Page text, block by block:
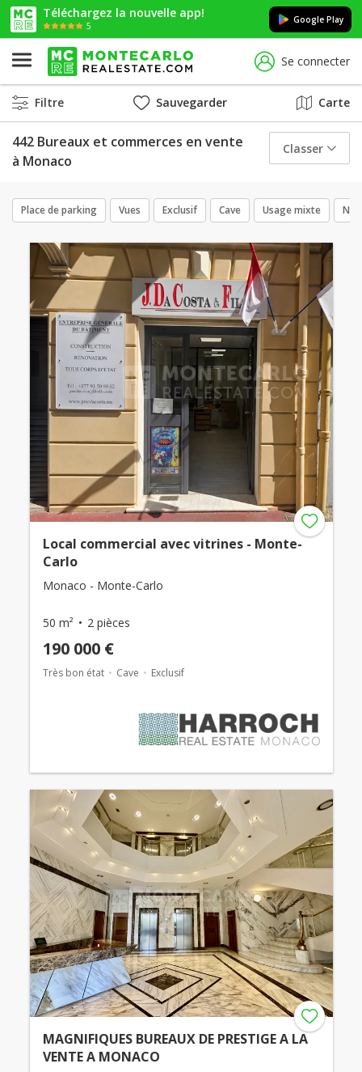
Téléchargez la nouvelle app!
5
Google Play
Se connecter
Filtre Sauvegarder Carte
442 Bureaux et commerces en vente
à Monaco
Classer
Place de parking Vues Exclusif Cave Usage mixte
Local commercial avec vitrines - Monte-
Carlo
Monaco - Monte-Carlo
50 m² 2 pièces
190 000 €
Très bon état Cave Exclusif
MAGNIFIQUES BUREAUX DE PRESTIGE A LA
VENTE A MONACO